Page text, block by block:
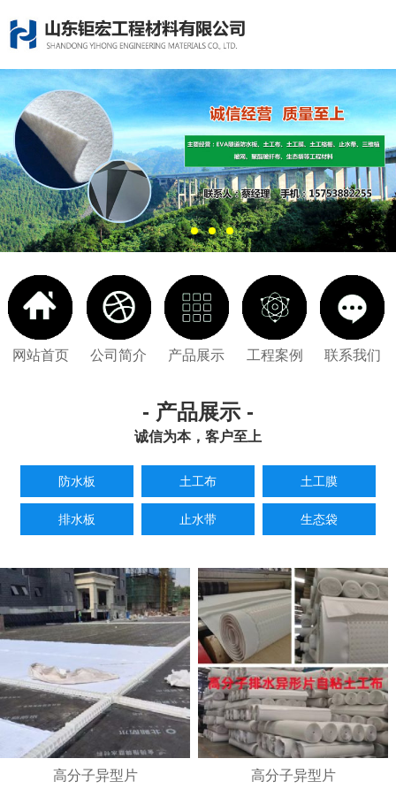
网站首页 公司简介 产品展示 工程案例 联系我们
- 产品展示 -
诚信为本，客户至上
防水板 土工布 土工膜
排水板 止水带 生态袋
高分子异型片 高分子异型片